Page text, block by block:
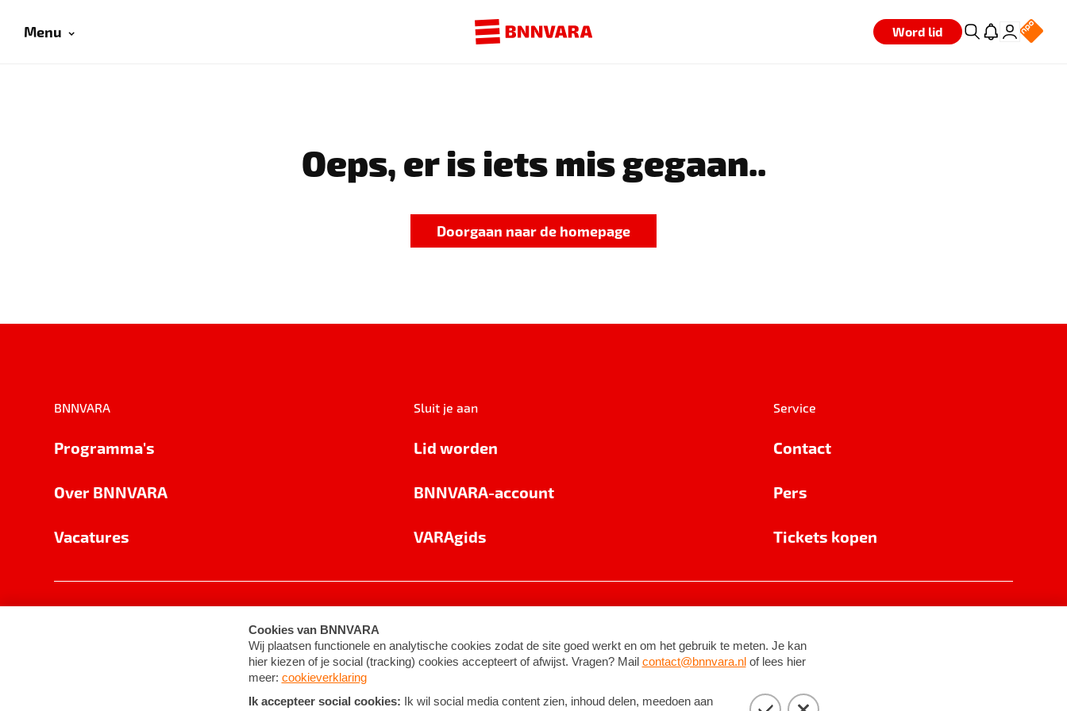
Menu Word lid
Oeps, er is iets mis gegaan..
Doorgaan naar de homepage
BNNVARA
Programma's
Over BNNVARA
Vacatures
Sluit je aan
Lid worden
BNNVARA-account
VARAgids
Service
Contact
Pers
Tickets kopen
Cookie-instellingen Algemene voorwaarden ©2026BNNVARA